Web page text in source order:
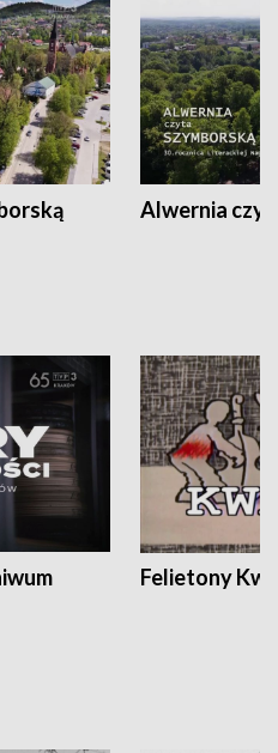
Alwernia
Felietony